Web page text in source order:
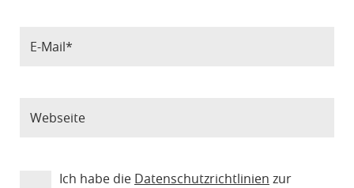
Ich habe die Datenschutzrichtlinien zur